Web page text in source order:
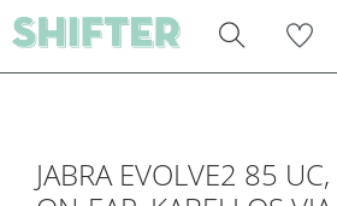
JABRA EVOLVE2 85